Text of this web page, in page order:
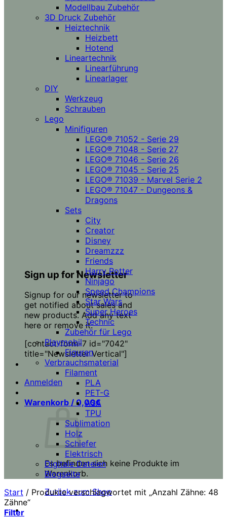
Sign up for Newsletter
Signup for our newsletter to
get notified about sales and
new products. Add any text
here or remove it.
[contact-form-7 id="7042"
title="Newsletter Vertical"]
Anmelden
Warenkorb / 0,00€
Es befinden sich keine Produkte im
Warenkorb.
Zurück zum Shop
Modellbau Zubehör
3D Druck Zubehör
Heiztechnik
Heizbett
Hotend
Lineartechnik
Linearführung
Linearlager
DIY
Werkzeug
Schrauben
Lego
Minifiguren
LEGO® 71052 - Serie 29
LEGO® 71048 - Serie 27
LEGO® 71046 - Serie 26
LEGO® 71045 - Serie 25
LEGO® 71039 - Marvel Serie 2
LEGO® 71047 - Dungeons &
Dragons
Sets
City
Creator
Disney
Dreamzzz
Friends
Harry Potter
Ninjago
Speed Champions
Star Wars
Super Heroes
Technic
Zubehör für Lego
Playmobil
Figuren
Verbrauchsmaterial
Filament
PLA
PET-G
ASA
TPU
Sublimation
Holz
Schiefer
Elektrisch
Digitale Dateien
Blogseite
Start / Produkte verschlagwortet mit „Anzahl Zähne: 48
Zähne“
Filter